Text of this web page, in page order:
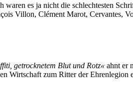
es ja nicht die schlechtesten
Villon, Clément Marot, Cervantes,
getrocknetem Blut und Rotz« ahnt er
zum Ritter der Ehrenlegion